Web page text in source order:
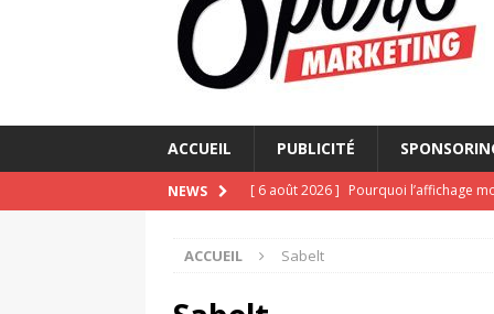
ACCUEIL PUBLICITÉ
NEWS [ 6 août 2026 ] Pourquoi l’affichage
[ 4 août 2026 ]
Saint-Paul-lès-Dax au profit des
ACCUEIL Sabelt